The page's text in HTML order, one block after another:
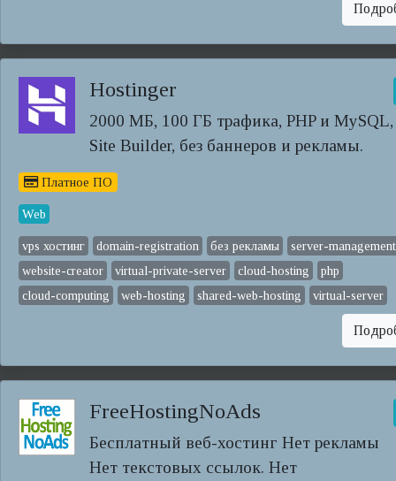
Hostinger
2000 МБ, 100 ГБ трафика, PHP и MySQL,
Site Builder, без баннеров и рекламы.
Платное ПО
Web
vps хостинг domain-registration без рекламы
server-management
website-creator
virtual-private-server cloud-hosting
php
cloud-computing
web-hosting shared-web-hosting virtual-server
FreeHostingNoAds
Бесплатный веб-хостинг Нет рекламы
Нет текстовых ссылок. Нет